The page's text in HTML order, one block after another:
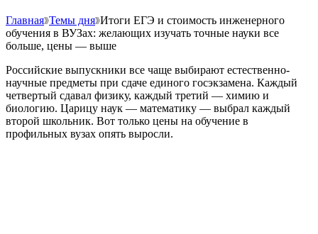
Главная Темы дня Итоги ЕГЭ и стоимость инженерного
обучения в ВУЗах: желающих изучать точные науки все
больше, цены — выше
Российские выпускники все чаще выбирают естественно-
научные предметы при сдаче единого госэкзамена. Каждый
четвертый сдавал физику, каждый третий — химию и
биологию. Царицу наук — математику — выбрал каждый
второй школьник. Вот только цены на обучение в
профильных вузах опять выросли.